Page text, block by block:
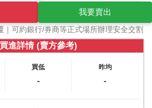
我要賣出
｜可約銀行/券商等正式場所辦理安全交割
買進詳情 (賣方參考)
買低
-
昨均
-